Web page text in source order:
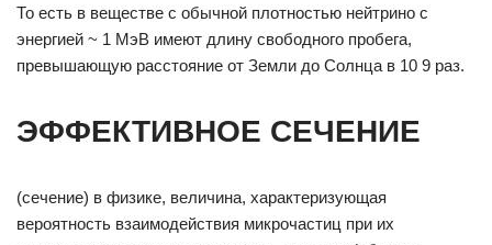
То есть в веществе с обычной плотностью нейтрино с
энергией ~ 1 МэВ имеют длину свободного пробега,
превышающую расстояние от Земли до Солнца в 10 9 раз.
ЭФФЕКТИВНОЕ СЕЧЕНИЕ
(сечение) в физике, величина, характеризующая
вероятность взаимодействия микрочастиц при их